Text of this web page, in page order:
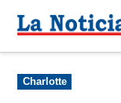
Para
contenido
Publicado
en
Charlotte